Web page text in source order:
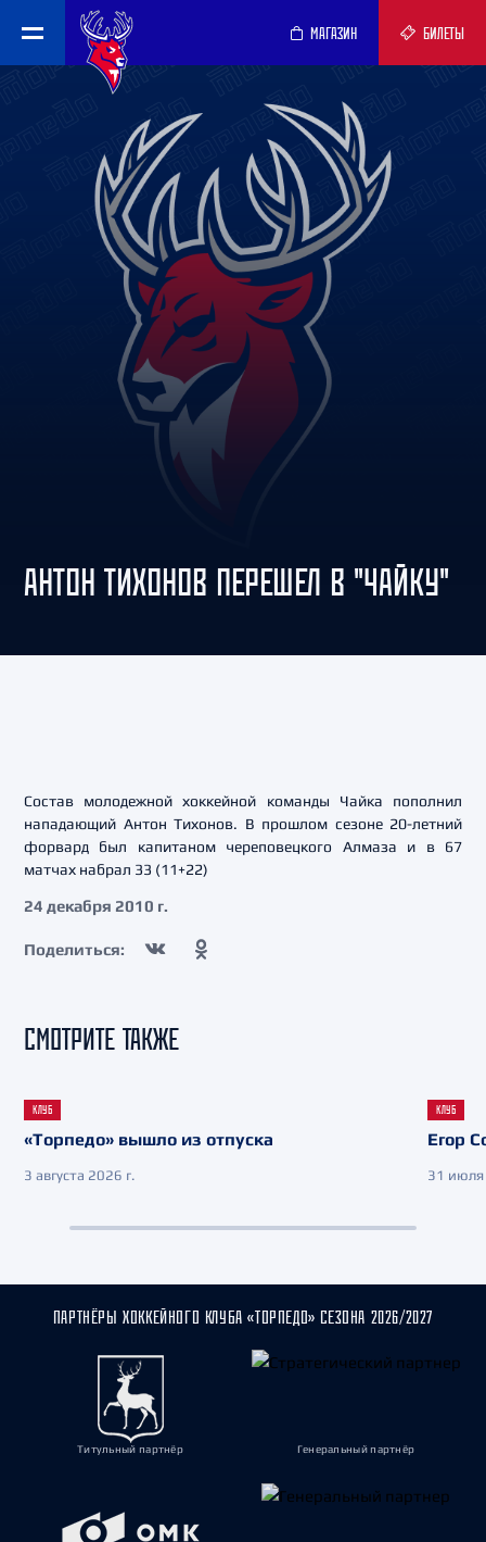
МАГАЗИН БИЛЕТЫ
АНТОН ТИХОНОВ ПЕРЕШЕЛ В "ЧАЙКУ"
Состав молодежной хоккейной команды Чайка пополнил
нападающий Антон Тихонов. В прошлом сезоне 20-летний
форвард был капитаном череповецкого Алмаза и в 67
матчах набрал 33 (11+22)
24 декабря 2010 г.
Поделиться:
СМОТРИТЕ ТАКЖЕ
КЛУБ
«Торпедо» вышло из отпуска
3 августа 2026 г.
КЛУБ
Егор
31 июля
ПАРТНЁРЫ ХОККЕЙНОГО КЛУБА «ТОРПЕДО» СЕЗОНА 2026/2027
Титульный партнёр Генеральный партнёр